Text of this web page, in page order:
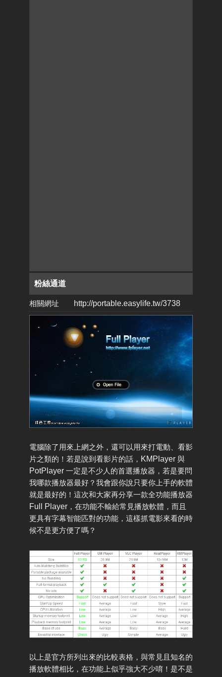
粉絲通道
相關網址 http://portable.easylife.tw/3738
電腦除了用來上網之外，還可以用來打電動、看影
片之類的！若是說到看影片的話， KMPlayer 與
PotPlayer 一定是不少人的首選播放器，若是要問
我哪款播放器最好？我會跟你說只要你上手的軟體
就是最好的！這次和大家再分享一款全功能播放器
Full Player ，在功能不輸給常見播放軟體，而且
更具有字幕智能匹對的功能，這樣抓電影來看的時
候不是更方便了嗎？
以上是官方所列出來的比較表格，與常見且知名的
播放軟體相比，在功能上似乎強大不少唷！是不是